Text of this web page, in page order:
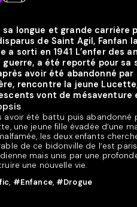
sa longue et grande
de Saint Agil, Fanfan
a sorti en 1941 L’enfer des
guerre, a été reporté pour sa
avoir été abandonné
rencontre la jeune
vont de mésaventure
avoir été battu puis abandonné
une jeune fille évadée d’une
les deux enfants
de ce bidonville de l’est
mais unis par une
une nouvelle vie.
, #Enfance, #Drogue